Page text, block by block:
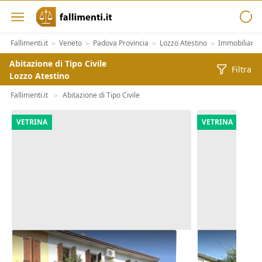
Fallimenti.it > Veneto > Padova Provincia > Lozzo Atestino > Immobiliari
Abitazione di Tipo Civile
Lozzo Atestino
Filtra
Fallimenti.it > Abitazione di Tipo Civile
VETRINA
Asta Abitazione cielo terra con
cortile e cantina
VETRINA
Asta Casa